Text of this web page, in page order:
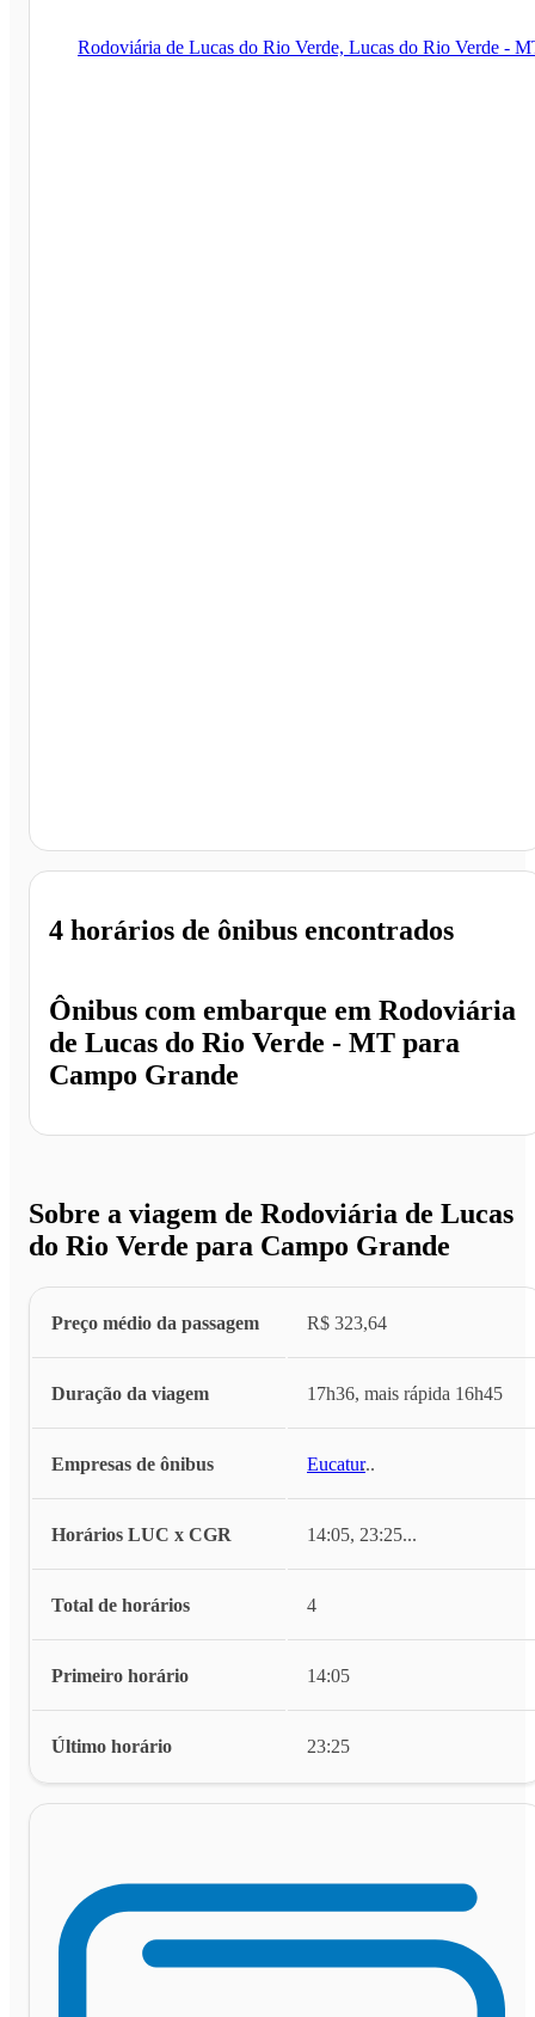
Rodoviária de Lucas do Rio Verde, Lucas do Rio Verde -
Ônibus com embarque em Rodoviária
de Lucas do Rio Verde - MT para
Campo Grande
4 horários de ônibus encontrados
Sobre a viagem de Rodoviária de Lucas
do Rio Verde para Campo Grande
Preço médio da passagem R$ 323,64
Duração da viagem 17h36, mais rápida 16h45
Empresas de ônibus Eucatur...
Horários LUC x CGR 14:05, 23:25...
Total de horários 4
Primeiro horário 14:05
Último horário 23:25